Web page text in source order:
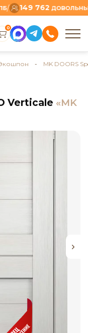
149 762 ДОВОЛЬНЫХ
0
- MK DOORS
Verticale «MK